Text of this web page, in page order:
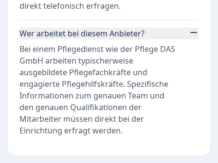
direkt telefonisch erfragen.
Wer arbeitet bei diesem Anbieter?
Bei einem Pflegedienst wie der Pflege DAS
GmbH arbeiten typischerweise
ausgebildete Pflegefachkräfte und
engagierte Pflegehilfskräfte. Spezifische
Informationen zum genauen Team und
den genauen Qualifikationen der
Mitarbeiter müssen direkt bei der
Einrichtung erfragt werden.